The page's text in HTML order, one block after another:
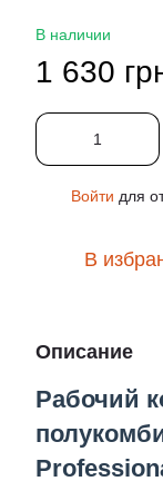
В наличии
1 630
Войти для
В
Описание
Рабочий